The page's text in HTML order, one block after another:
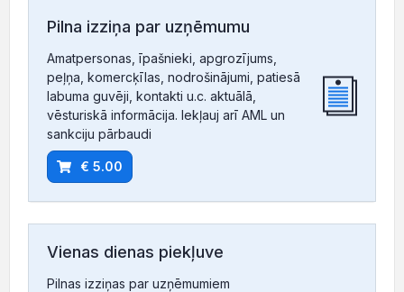
Pilna izziņa par uzņēmumu
Amatpersonas, īpašnieki, apgrozījums,
peļņa, komercķīlas, nodrošinājumi, patiesā
labuma guvēji, kontakti u.c. aktuālā,
vēsturiskā informācija. Iekļauj arī AML un
sankciju pārbaudi
€ 5.00
Vienas dienas piekļuve
Pilnas izziņas par uzņēmumiem